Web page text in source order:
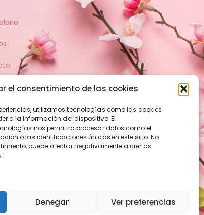
el consentimiento de las cookies
utilizamos tecnologías como las cookies
a la información del dispositivo. El
nos permitirá procesar datos como el
o las identificaciones únicas en este sitio. No
puede afectar negativamente a ciertas
Denegar Ver preferencias
Política de devolución